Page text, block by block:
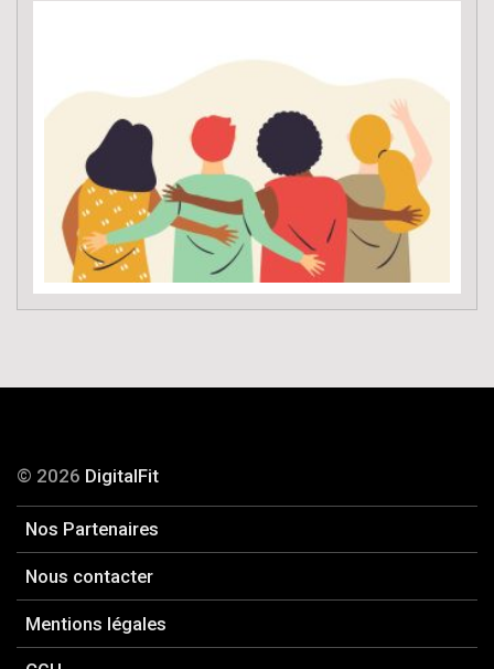
© 2026 DigitalFit
Nos Partenaires
Nous contacter
Mentions légales